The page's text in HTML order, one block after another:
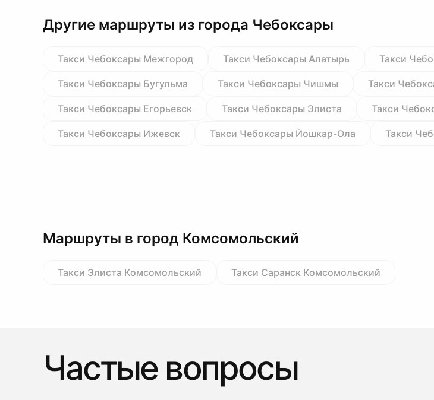
Другие маршруты из города Чебоксары
Такси Чебоксары Межгород Такси Чебоксары Алатырь Такси
Такси Чебоксары Бугульма Такси Чебоксары Чишмы Такси
Такси Чебоксары Егорьевск Такси Чебоксары Элиста Такси
Такси Чебоксары Ижевск Такси Чебоксары Йошкар-Ола Такси
Маршруты в город Комсомольский
Такси Элиста Комсомольский Такси Саранск Комсомольский
Частые вопросы